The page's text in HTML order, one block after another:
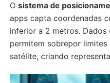
O sistema de
apps capta coordenadas
inferior a 2 metros.
permitem sobrepor limites
satélite, criando